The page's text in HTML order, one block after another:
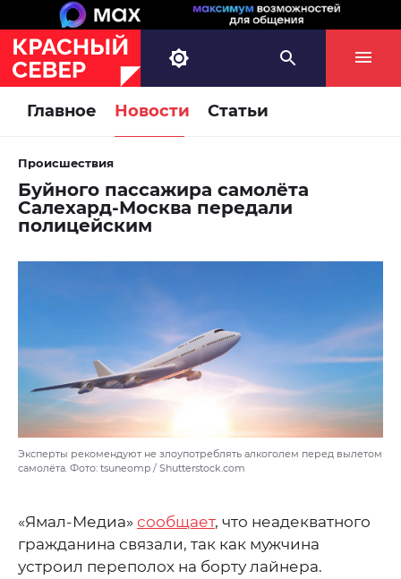
Главное Новости Статьи
Происшествия
Буйного пассажира самолёта
Салехард-Москва передали
полицейским
Эксперты рекомендуют не злоупотреблять алкоголем перед вылетом
самолёта. Фото: tsuneomp / Shutterstock.com
«Ямал-Медиа» сообщает, что неадекватного
гражданина связали, так как мужчина
устроил переполох на борту лайнера.